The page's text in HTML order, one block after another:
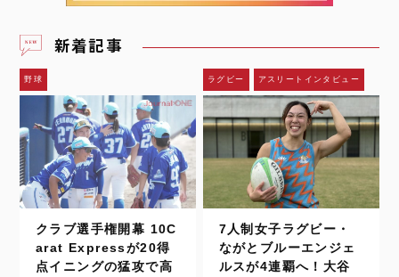
新着記事
野球
クラブ選手権開幕 10C
arat Expressが20得
点イニングの猛攻で高
ラグビー アスリートインタビュー
7人制女子ラグビー・
ながとブルーエンジェ
ルスが4連覇へ！大谷